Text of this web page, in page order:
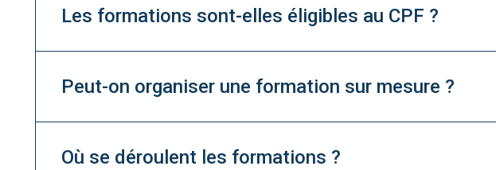
Les formations sont-elles éligibles au CPF ?
Peut-on organiser une formation sur mesure ?
Où se déroulent les formations ?